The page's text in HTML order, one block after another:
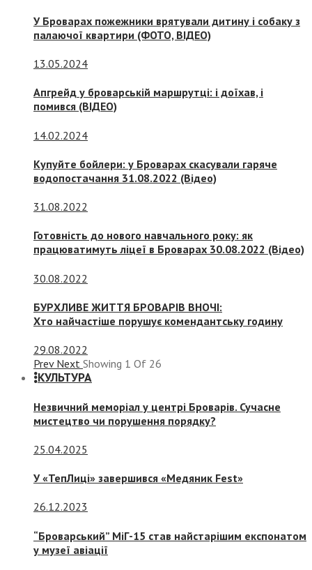
У Броварах пожежники врятували дитину і собаку з
палаючої квартири (ФОТО, ВІДЕО)
13.05.2024
Апгрейд у броварській маршрутці: і доїхав, і
помився (ВІДЕО)
14.02.2024
Купуйте бойлери: у Броварах скасували гаряче
водопостачання 31.08.2022 (Відео)
31.08.2022
Готовність до нового навчального року: як
працюватимуть ліцеї в Броварах 30.08.2022 (Відео)
30.08.2022
БУРХЛИВЕ ЖИТТЯ БРОВАРІВ ВНОЧІ:
Хто найчастіше порушує комендантську годину
29.08.2022
Prev Next Showing 1 Of 26
КУЛЬТУРА
Незвичний меморіал у центрі Броварів. Сучасне
мистецтво чи порушення порядку?
25.04.2025
У «ТепЛиці» завершився «Медяник Fest»
26.12.2023
“Броварський” МіГ-15 став найстарішим експонатом
у музеї авіації